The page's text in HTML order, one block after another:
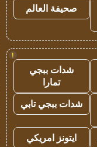
صحيفة العالم
!
شدات ببجي
تمارا
شدات ببجي تابي
ايتونز امريكي